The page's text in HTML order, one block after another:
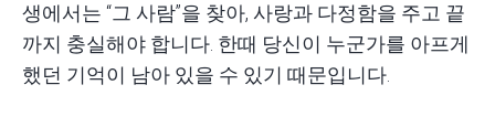
생에서는 “그 사람”을 찾아, 사랑과 다정함을 주고 끝
까지 충실해야 합니다. 한때 당신이 누군가를 아프게
했던 기억이 남아 있을 수 있기 때문입니다.